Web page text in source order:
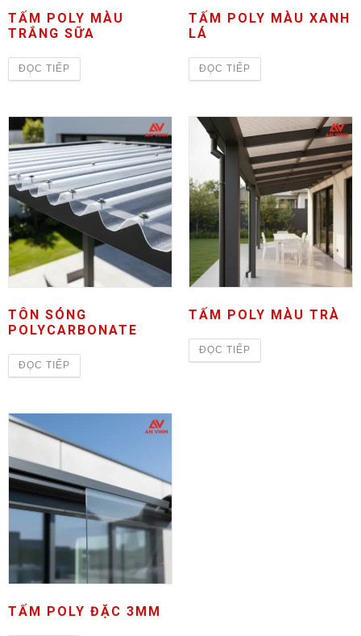
TẤM POLY MÀU
TRẮNG SỮA
ĐỌC TIẾP
TẤM POLY MÀU XANH
LÁ
ĐỌC TIẾP
TÔN SÓNG
POLYCARBONATE
ĐỌC TIẾP
TẤM POLY MÀU TRÀ
ĐỌC TIẾP
TẤM POLY ĐẶC 3MM